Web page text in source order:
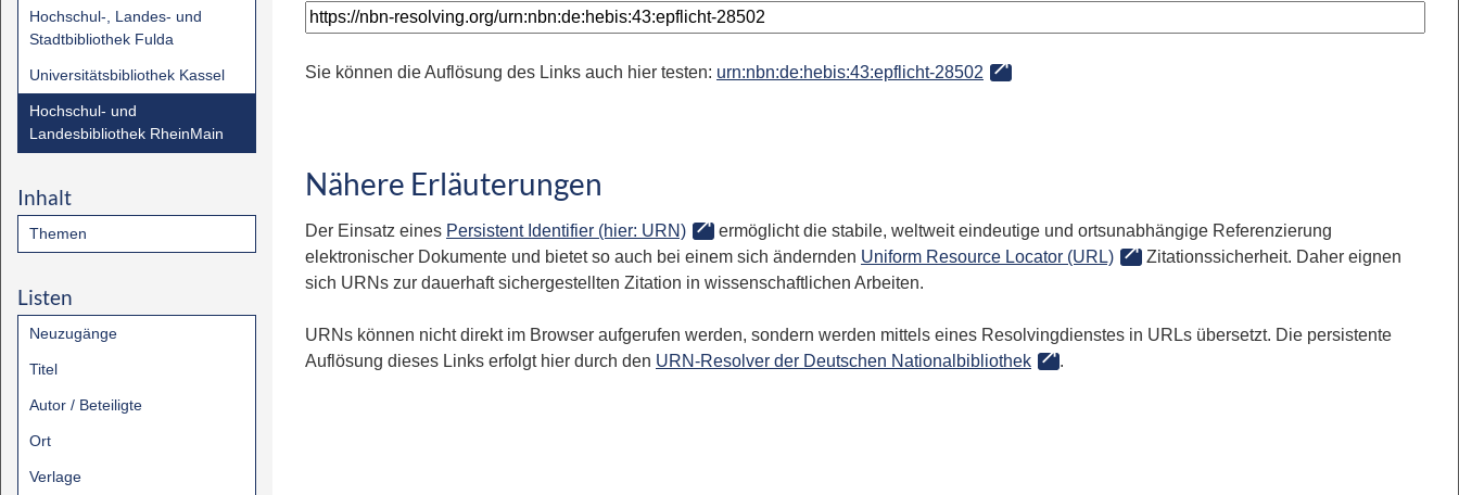
Hochschul-, Landes- und
Stadtbibliothek Fulda
Universitätsbibliothek Kassel
Hochschul- und
Landesbibliothek RheinMain
Inhalt
Themen
Listen
Neuzugänge
Titel
Autor / Beteiligte
Ort
Verlage
Sie können die Auflösung des Links auch hier testen: urn:nbn:de:hebis:43:epflicht-28502
Nähere Erläuterungen
Der Einsatz eines Persistent Identifier (hier: URN)
ermöglicht die stabile, weltweit eindeutige und ortsunabhängige Referenzierung
elektronischer Dokumente und bietet so auch bei einem sich ändernden Uniform Resource Locator (URL)
Zitationssicherheit. Daher eignen
sich URNs zur dauerhaft sichergestellten Zitation in wissenschaftlichen Arbeiten.
URNs können nicht direkt im Browser aufgerufen werden, sondern werden mittels eines Resolvingdienstes in URLs übersetzt. Die persistente
Auflösung dieses Links erfolgt hier durch den URN-Resolver der Deutschen Nationalbibliothek .